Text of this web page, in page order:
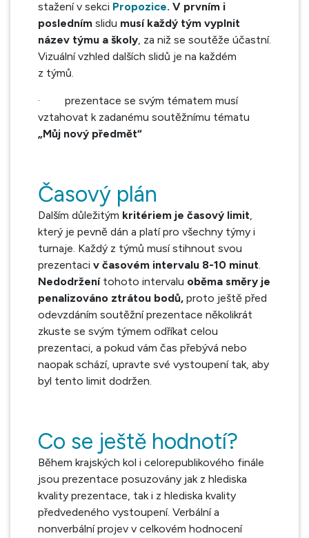
stažení v sekci Propozice. V prvním i
posledním slidu musí každý tým vyplnit
název týmu a školy, za niž se soutěže účastní.
Vizuální vzhled dalších slidů je na každém
z týmů.
·
prezentace se svým tématem musí
vztahovat k zadanému soutěžnímu tématu
„Můj nový předmět“
Časový plán
Dalším důležitým kritériem je časový limit,
který je pevně dán a platí pro všechny týmy i
turnaje. Každý z týmů musí stihnout svou
prezentaci v časovém intervalu 8-10 minut.
Nedodrženítohoto intervalu oběma směry je
penalizováno ztrátou bodů, proto ještě před
odevzdáním soutěžní prezentace několikrát
zkuste se svým týmem odříkat celou
prezentaci, a pokud vám čas přebývá nebo
naopak schází, upravte své vystoupení tak, aby
byl tento limit dodržen.
Co se ještě hodnotí?
Během krajských kol i celorepublikového finále
jsou prezentace posuzovány jak z hlediska
kvality prezentace, tak i z hlediska kvality
předvedeného vystoupení. Verbální a
nonverbální projev v celkovém hodnocení